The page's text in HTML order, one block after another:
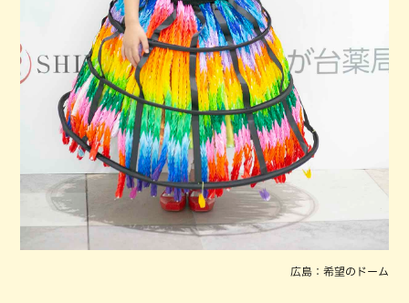
広島：希望のドーム